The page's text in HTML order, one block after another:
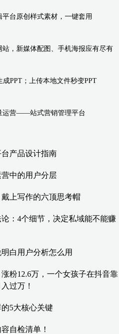
台原创样式素材，一键套用
，新媒体配图、手机海报应有尽有
PPT；上传本地文件秒变PPT
运营——站式营销管理平台
产品设计指南
中的用户分层
上写作的六顶思考帽
论：4个细节，决定私域能不能赚
白用户分析怎么用
粉12.6万，一个女孩子在抖音靠
过万！
5大核心关键
自检清单！